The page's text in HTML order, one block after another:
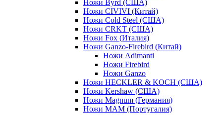
Ножи Byrd (США)
Ножи CIVIVI (Китай)
Ножи Cold Steel (США)
Ножи CRKT (США)
Ножи Fox (Италия)
Ножи Ganzo-Firebird (Китай)
Ножи Adimanti
Ножи Firebird
Ножи Ganzo
Ножи HECKLER & KOCH (США)
Ножи Kershaw (США)
Ножи Magnum (Германия)
Ножи MAM (Португалия)